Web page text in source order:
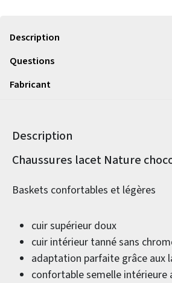
Description
Questions
Fabricant
Description
Informations sur le produit
Chaussures lacet Nature
Baskets confortables et légères
cuir supérieur doux
cuir intérieur tanné sans
adaptation parfaite grâce aux
confortable semelle intérieure